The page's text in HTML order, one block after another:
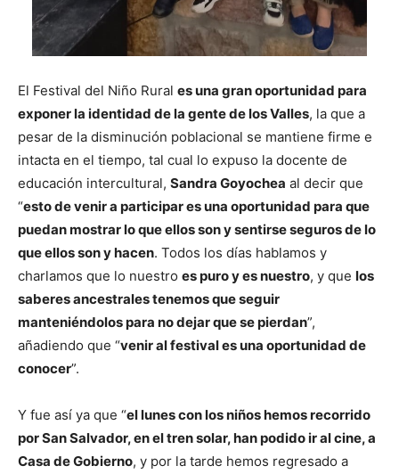
El Festival del Niño Rural es una gran oportunidad para
exponer la identidad de la gente de los Valles, la que a
pesar de la disminución poblacional se mantiene firme e
intacta en el tiempo, tal cual lo expuso la docente de
educación intercultural, Sandra Goyochea al decir que
“esto de venir a participar es una oportunidad para que
puedan mostrar lo que ellos son y sentirse seguros de lo
que ellos son y hacen. Todos los días hablamos y
charlamos que lo nuestro es puro y es nuestro, y que los
saberes ancestrales tenemos que seguir
manteniéndolos para no dejar que se pierdan”,
añadiendo que “venir al festival es una oportunidad de
conocer”.
Y fue así ya que “el lunes con los niños hemos recorrido
por San Salvador, en el tren solar, han podido ir al cine, a
Casa de Gobierno, y por la tarde hemos regresado a